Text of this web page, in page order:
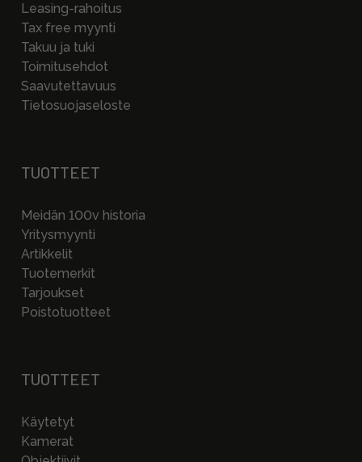
Leasing-rahoitus
Tax free myynti
Takuu ja tuki
Toimitusehdot
Saavutettavuus
Tietosuojaseloste
TUOTTEET
Meidän 100v historia
Yritysmyynti
Artikkelit
Tuotemerkit
Tarjoukset
Poistotuotteet
TUOTTEET
Käytetyt
Kamerat